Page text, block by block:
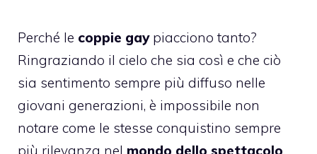
Perché le coppie gaypiacciono tanto?
Ringraziando il cielo che sia così e che ciò
sia sentimento sempre più diffuso nelle
giovani generazioni, è impossibile non
notare come le stesse conquistino sempre
più rilevanza nel mondo dello spettacolo.